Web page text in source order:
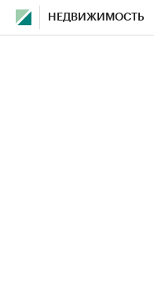
НЕДВИЖИМОСТЬ